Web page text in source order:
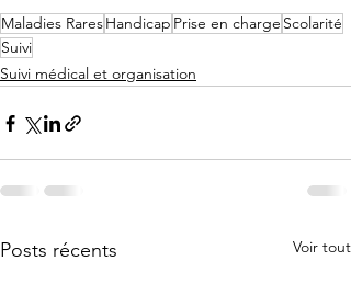
Maladies RaresHandicap Prise en charge Scolarité
Suivi
Suivi médical et organisation
Posts récents Voir tout